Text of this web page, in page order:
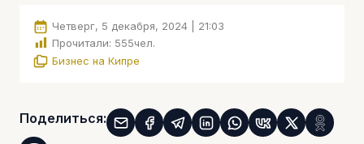
Четверг, 5 декабря, 2024 | 21:03
Прочитали: 555чел.
Бизнес на Кипре
Поделиться: